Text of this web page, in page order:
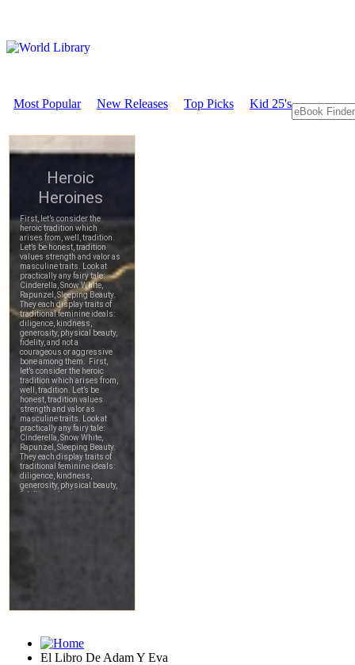
Most Popular New Releases Top Picks Kid 25's
El Libro De Adam Y Eva